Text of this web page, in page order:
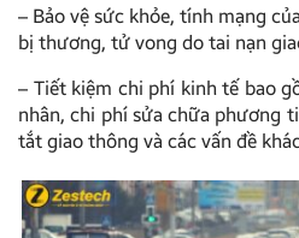
– Bảo vệ sức khỏe, tính mạng
bị thương, tử vong do tai nạn
– Tiết kiệm chi phí kinh tế bao
nhân, chi phí sửa chữa phương
tắt giao thông và các vấn đề